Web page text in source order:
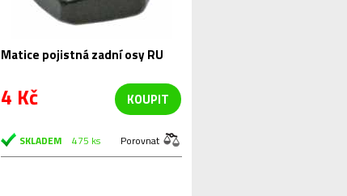
Matice pojistná zadní osy RU
4 Kč KOUPIT
SKLADEM 475 ks Porovnat